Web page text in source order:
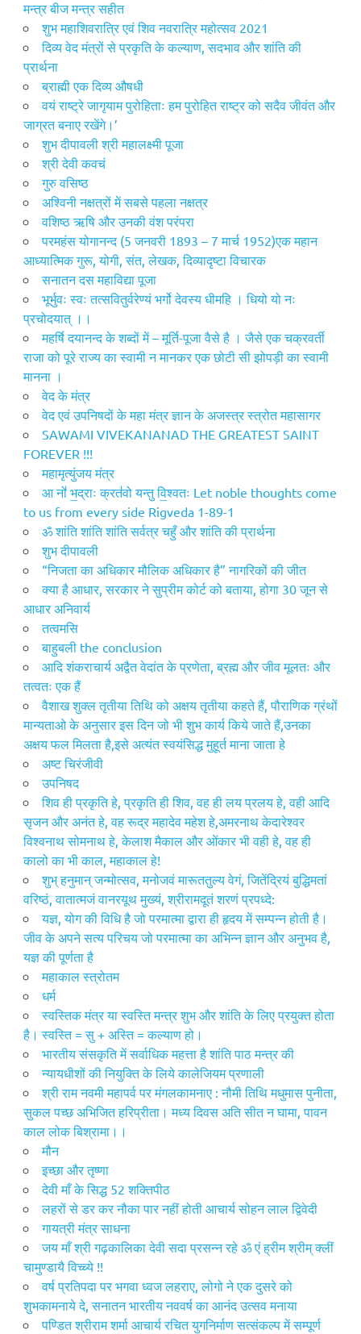
मन्त्र बीज मन्त्र सहीत
शुभ महाशिवरात्रि एवं शिव नवरात्रि महोत्सव 2021
दिव्य वेद मंत्रों से प्रकृति के कल्याण, सदभाव और शांति की
प्रार्थना
ब्राह्मी एक दिव्य औषधी
वयं राष्ट्रे जागृयाम पुरोहिताः हम पुरोहित राष्ट्र को सदैव जीवंत और
जाग्रत बनाए रखेंगे।’
शुभ दीपावली श्री महालक्ष्मी पूजा
श्री देवी कवचं
गुरु वसिष्ठ
अश्विनी नक्षत्रों में सबसे पहला नक्षत्र
वशिष्ठ ऋषि और उनकी वंश परंपरा
परमहंस योगानन्द (5 जनवरी 1893 – 7 मार्च 1952)एक महान
आध्यात्मिक गुरू, योगी, संत, लेखक, दिव्यादृष्टा विचारक
सनातन दस महाविद्या पूजा
भूर्भुवः स्वः तत्सवितुर्वरेण्यं भर्गो देवस्य धीमहि । धियो यो नः
प्रचोदयात् ।।
महर्षि दयानन्द के शब्दों में – मूर्ति-पूजा वैसे है । जैसे एक चक्रवर्ती
राजा को पूरे राज्य का स्वामी न मानकर एक छोटी सी झोपड़ी का स्वामी
मानना ।
वेद के मंत्र
वेद एवं उपनिषदों के महा मंत्र ज्ञान के अजस्त्र स्त्रोत महासागर
SAWAMI VIVEKANANAD THE GREATEST SAINT
FOREVER !!!
महामृत्युंजय मंत्र
आ नो॑ भ॒द्राः क्रत॑वो यन्तु वि॒श्वतः Let noble thoughts come
to us from every side Rigveda 1-89-1
ॐ शांति शांति शांति सर्वत्र चहुँ और शांति की प्रार्थना
शुभ दीपावली
“निजता का अधिकार मौलिक अधिकार है” नागरिकों की जीत
क्या है आधार, सरकार ने सुप्रीम कोर्ट को बताया, होगा 30 जून से
आधार अनिवार्य
तत्वमसि
​बाहुबली the conclusion
आदि शंकराचार्य अद्वैत वेदांत के प्रणेता, ब्रह्म और जीव मूलतः और
तत्वतः एक हैं
वैशाख शुक्ल तृतीया तिथि को अक्षय तृतीया कहते हैं, पौराणिक ग्रंथों
मान्यताओ के अनुसार इस दिन जो भी शुभ कार्य किये जाते हैं,उनका
अक्षय फल मिलता है,इसे अत्यंत स्वयंसिद्ध मुहूर्त माना जाता हे
अष्ट चिरंजीवी
उपनिषद
शिव ही प्रकृति हे, प्रकृति ही शिव, वह ही लय प्रलय हे, वही आदि
सृजन और अनंत हे, वह रूद्र महादेव महेश हे,अमरनाथ केदारेश्वर
विश्वनाथ सोमनाथ हे, केलाश मैकाल और ओंकार भी वही हे, वह ही
कालो का भी काल, महाकाल हे!
शुभ् हनुमान् जन्मोत्सव, मनोजवं मारूततुल्य वेगं, जितेंद्रियं बुद्धिमतां
वरिष्ठं, वातात्मजं वानरयूथ मुख्यं, श्रीरामदूतं शरणं प्रपध्दे:
यज्ञ, योग की विधि है जो परमात्मा द्वारा ही हृदय में सम्पन्न होती है।
जीव के अपने सत्य परिचय जो परमात्मा का अभिन्न ज्ञान और अनुभव है,
यज्ञ की पूर्णता है
महाकाल स्त्रोतम
धर्म
स्वस्तिक मंत्र या स्वस्ति मन्त्र शुभ और शांति के लिए प्रयुक्त होता
है। स्वस्ति = सु + अस्ति = कल्याण हो।
भारतीय संसकृति में सर्वाधिक महत्ता है शांति पाठ मन्त्र की
न्यायधीशों की नियुक्ति के लिये कालेजियम प्रणाली
श्री राम नवमी महापर्व पर मंगलकामनाए : नौमी तिथि मधुमास पुनीता,
सुकल पच्छ अभिजित हरिप्रीता। मध्य दिवस अति सीत न घामा, पावन
काल लोक बिश्रामा।।
मौन
इच्छा और तृष्णा
देवी माँ के सिद्ध 52 शक्तिपीठ
लहरों से डर कर नौका पार नहीं होती आचार्य सोहन लाल द्विवेदी
गायत्री मंत्र साधना
जय माँ श्री गढ़कालिका देवी सदा प्रसन्न रहे ॐ एं ह्रीम श्रीम् क्लीं
चामुण्डायै विच्च्ये !!
वर्ष प्रतिपदा पर भगवा ध्वज लहराए, लोगो ने एक दुसरे को
शुभकामनाये दे, सनातन भारतीय नववर्ष का आनंद उत्सव मनाया
पण्डित श्रीराम शर्मा आचार्य रचित युगनिर्माण सत्संकल्प में सम्पूर्ण